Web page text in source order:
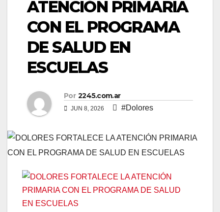
ATENCIÓN PRIMARIA
CON EL PROGRAMA
DE SALUD EN
ESCUELAS
Por 2245.com.ar
JUN 8, 2026 #Dolores